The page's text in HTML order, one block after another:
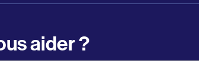
aider ?